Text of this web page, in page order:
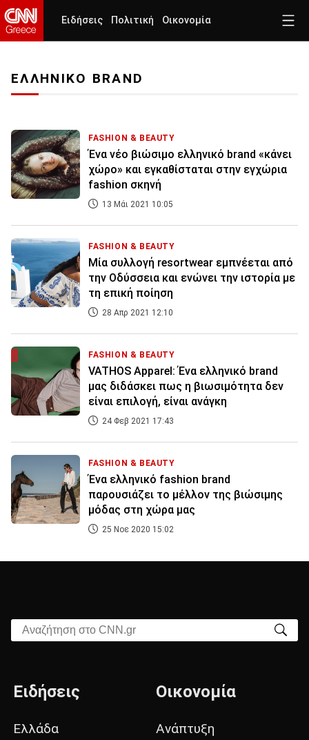
Ειδήσεις Πολιτική Οικονομία
ΕΛΛΗΝΙΚΟ BRAND
FASHION & BEAUTY
Ένα νέο βιώσιμο ελληνικό brand «κάνει
χώρο» και εγκαθίσταται στην εγχώρια
fashion σκηνή
13 Μάι 2021 10:05
FASHION & BEAUTY
Mία συλλογή resortwear εμπνέεται από
την Οδύσσεια και ενώνει την ιστορία με
τη επική ποίηση
28 Απρ 2021 12:10
FASHION & BEAUTY
VATHOS Apparel: Ένα ελληνικό brand
μας διδάσκει πως η βιωσιμότητα δεν
είναι επιλογή, είναι ανάγκη
24 Φεβ 2021 17:43
FASHION & BEAUTY
Ένα ελληνικό fashion brand
παρουσιάζει το μέλλον της βιώσιμης
μόδας στη χώρα μας
25 Νοε 2020 15:02
Αναζήτηση στο CNN.gr
Ειδήσεις
Ελλάδα
Οικονομία
Ανάπτυξη